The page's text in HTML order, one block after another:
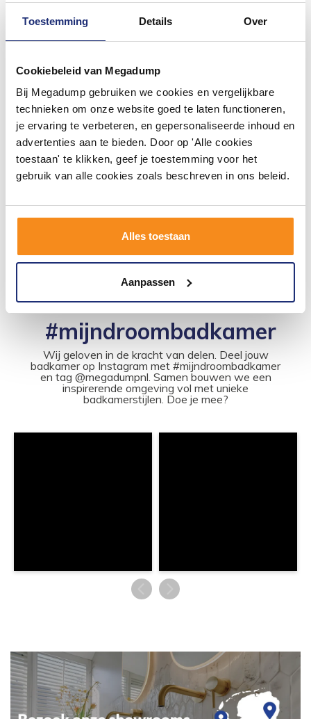
Toestemming Details Over
Cookiebeleid van Megadump
Bij Megadump gebruiken we cookies en vergelijkbare
technieken om onze website goed te laten functioneren,
je ervaring te verbeteren, en gepersonaliseerde inhoud en
advertenties aan te bieden. Door op 'Alle cookies
toestaan' te klikken, geef je toestemming voor het
gebruik van alle cookies zoals beschreven in ons beleid.
Alles toestaan
Aanpassen
Fonteinset Differnz Bombai
Natuursteen en Handoekrek
Rechte Kraan Rood Koper
Binnen 3 (werk)dagen
geleverd
387,14
319,95
Meer info
Fonteinset Differnz Bombai
Natuursteen en Handoekrek
Rechte Kraan Chroom
Binnen 3 (werk)dagen
geleverd
297,95
Meer info
1 2 3 4 5 12
#mijndroombadkamer
Wij geloven in de kracht van delen. Deel jouw
badkamer op Instagram met #mijndroombadkamer
en tag @megadumpnl. Samen bouwen we een
inspirerende omgeving vol met unieke
badkamerstijlen. Doe je mee?